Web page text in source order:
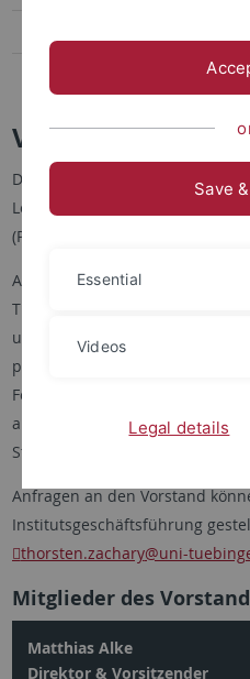
Vorstand
Dem Vorstand des Instituts
Lehrstuhlinhaber*innen und
(Professorium)
Aufgabe des Vorstands ist es,
Themen, Aufgaben und Ziele
umgesetzt werden. Er versucht
planen und langfristige
Fokus stehen Studium und
akademische Prüfungen und
Stellenplanung des Instituts.
Anfragen an den Vorstand
Institutsgeschäftsführung
thorsten.zachary@uni-
Mitglieder des
Matthias Alke
Direktor & Vorsitzender
Save
Essential
Videos
Legal details